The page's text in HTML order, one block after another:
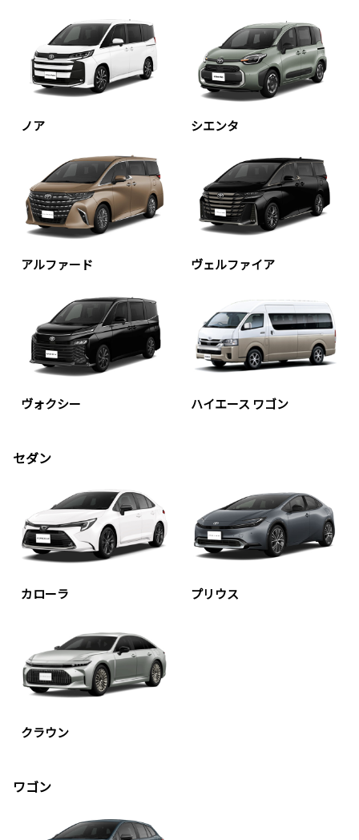
ノア シエンタ
アルファード ヴェルファイア
ヴォクシー ハイエース ワゴン
セダン
カローラ プリウス
クラウン
ワゴン